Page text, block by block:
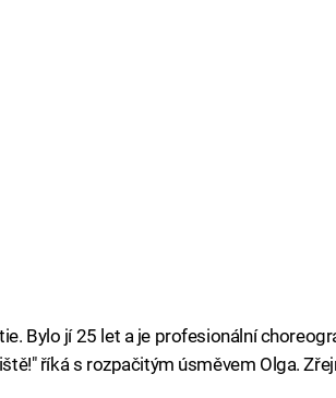
Bylo jí 25 let a je profesionální
říká s rozpačitým úsměvem Olga.